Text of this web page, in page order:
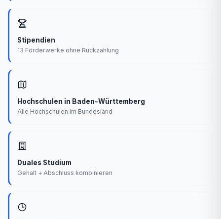
Stipendien
13 Förderwerke ohne Rückzahlung
Hochschulen in Baden-Württemberg
Alle Hochschulen im Bundesland
Duales Studium
Gehalt + Abschluss kombinieren